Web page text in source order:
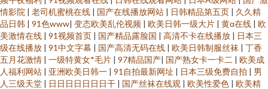
情影院 | 老司机蜜桃在线 | 国产在线播放网站 | 日韩精品第五页 | 久久精
品日韩 | 91色www| 变态欧美乱伦视频 | 欧美日韩一级大片 | 黄α在线 | 欧
美激情在线 | 91视频首页 | 国产精品露脸国 | 高清不卡在线播放 | 日本三
级在线播放 | 91中文字幕 | 国产高清无码在线 | 欧美日韩制服丝袜 | 丁香
五月花激情 | 一级特黄女*毛片 | 97精品国产| 国产熟女卡一卡二 | 欧美成
人福利网站 | 亚洲欧美日韩一 | 91自拍最新网址 | 日本三级免费自拍 | 男
人三级天堂 | 日日日日日日日干 | 国产丝袜在线观 | 欧美性爱色 | 欧美精